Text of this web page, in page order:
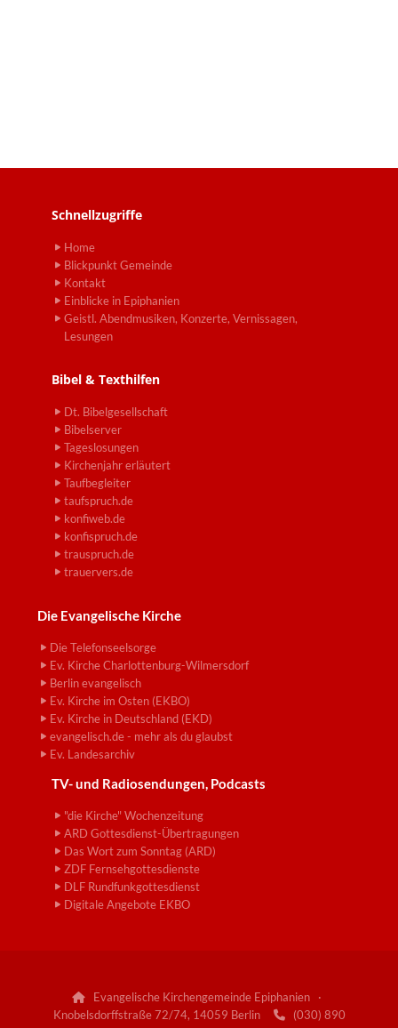
Schnellzugriffe
Home
Blickpunkt Gemeinde
Kontakt
Einblicke in Epiphanien
Geistl. Abendmusiken, Konzerte, Vernissagen,
Lesungen
Bibel & Texthilfen
Dt. Bibelgesellschaft
Bibelserver
Tageslosungen
Kirchenjahr erläutert
Taufbegleiter
taufspruch.de
konfiweb.de
konfispruch.de
trauspruch.de
trauervers.de
Die Evangelische Kirche
Die Telefonseelsorge
Ev. Kirche Charlottenburg-Wilmersdorf
Berlin evangelisch
Ev. Kirche im Osten (EKBO)
Ev. Kirche in Deutschland (EKD)
evangelisch.de - mehr als du glaubst
Ev. Landesarchiv
TV- und Radiosendungen, Podcasts
"die Kirche" Wochenzeitung
ARD Gottesdienst-Übertragungen
Das Wort zum Sonntag (ARD)
ZDF Fernsehgottesdienste
DLF Rundfunkgottesdienst
Digitale Angebote EKBO
Evangelische Kirchengemeinde Epiphanien ·
Knobelsdorffstraße 72/74, 14059 Berlin
(030) 890